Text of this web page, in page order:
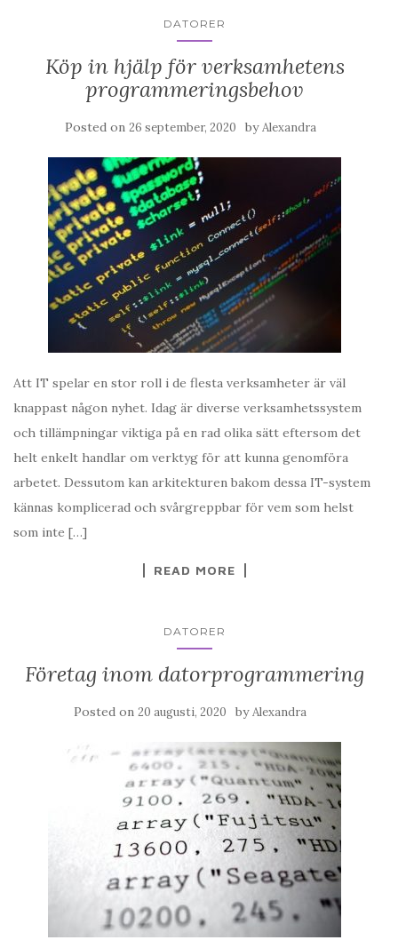
DATORER
Köp in hjälp för verksamhetens
programmeringsbehov
Posted on 26 september, 2020 byAlexandra
Att IT spelar en stor roll i de flesta verksamheter är väl
knappast någon nyhet. Idag är diverse verksamhetssystem
och tillämpningar viktiga på en rad olika sätt eftersom det
helt enkelt handlar om verktyg för att kunna genomföra
arbetet. Dessutom kan arkitekturen bakom dessa IT-system
kännas komplicerad och svårgreppbar för vem som helst
som inte […]
READ MORE
DATORER
Företag inom datorprogrammering
Posted on 20 augusti, 2020 byAlexandra